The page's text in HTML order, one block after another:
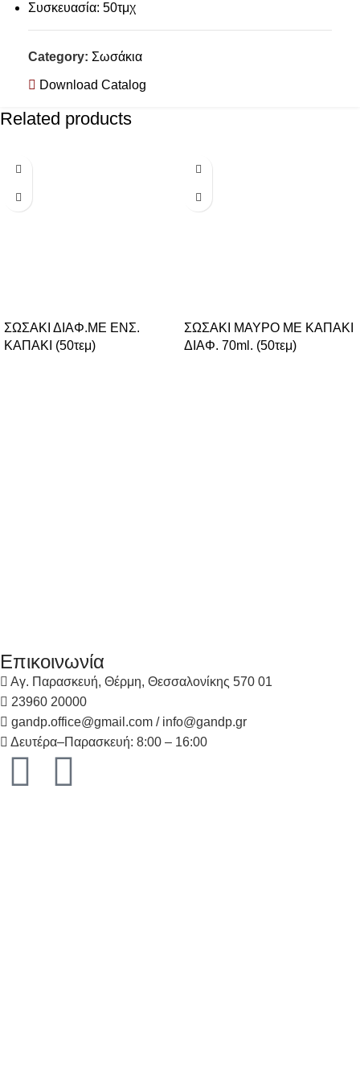
Συσκευασία: 50τμχ
Category: Σωσάκια
Download Catalog
Related products
ΣΩΣΑΚΙ ΔΙΑΦ.ΜΕ ΕΝΣ.
ΚΑΠΑΚΙ (50τεμ)
ΣΩΣΑΚΙ ΜΑΥΡΟ ΜΕ ΚΑΠΑΚΙ
ΔΙΑΦ. 70ml. (50τεμ)
Επικοινωνία
Αγ. Παρασκευή, Θέρμη, Θεσσαλονίκης 570 01
23960 20000
gandp.office@gmail.com / info@gandp.gr
Δευτέρα–Παρασκευή: 8:00 – 16:00